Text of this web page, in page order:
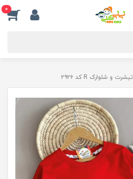
0
تیشرت و شلوارک R کد ۲۹۲۶